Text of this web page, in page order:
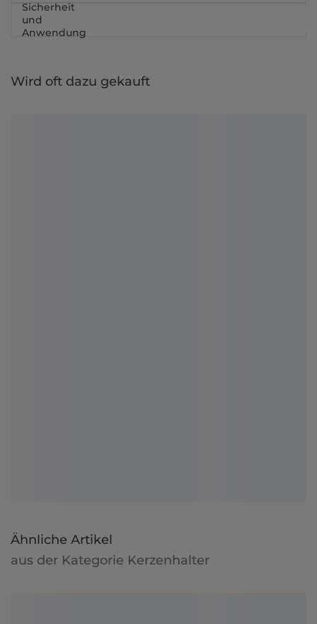
Sicherheit
und
Anwendung
Wird oft dazu gekauft
Ähnliche Artikel
aus der Kategorie Kerzenhalter